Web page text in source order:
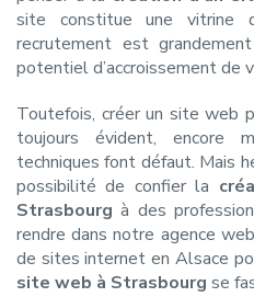
site constitue une vitrine
recrutement est
potentiel d’accroissement de
Toutefois, créer un site web
toujours évident, encore
techniques font défaut. Mais
possibilité de confier la
Strasbourg à des
rendre dans notre agence
de sites internet en Alsace
site web à Strasbourg se